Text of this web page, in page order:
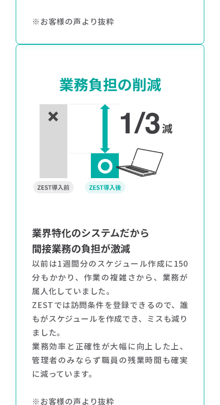
※お客様の声より抜粋
業界特化のシステムだから
間接業務の負担が激減
以前は1週間分のスケジュール作成に150
分もかかり、作業の複雑さから、業務が
属人化していました。
ZESTでは訪問条件を登録できるので、誰
もがスケジュールを作成でき、ミスも減り
ました。
業務効率と正確性が大幅に向上した上、
管理者のみならず職員の残業時間も確実
に減っています。
※お客様の声より抜粋